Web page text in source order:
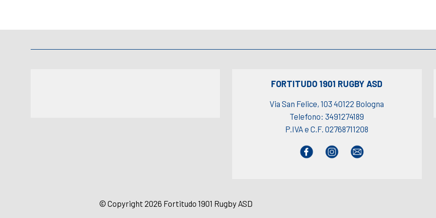
FORTITUDO 1901 RUGBY ASD
Via San Felice, 103 40122 Bologna
Telefono: 3491274189
P.IVA e C.F. 02768711208
© Copyright 2026 Fortitudo 1901 Rugby ASD